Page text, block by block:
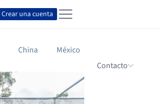
Contacto
Crear una cuenta
China México